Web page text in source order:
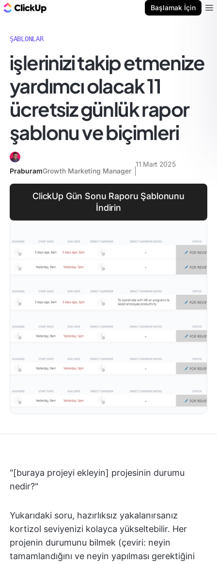
Başlamak İçin
ŞABLONLAR
i̇şlerinizi takip etmenize
yardımcı olacak 11
ücretsiz günlük rapor
şablonu ve biçimleri
PraburamGrowth Marketing Manager
11 Mart 2025
ClickUp Gün Sonu Raporu Şablonunu
İndirin
"[buraya projeyi ekleyin] projesinin durumu
nedir?"
Yukarıdaki soru, hazırlıksız yakalanırsanız
kortizol seviyenizi kolayca yükseltebilir. Her
projenin durumunu bilmek (çeviri: neyin
tamamlandığını ve neyin yapılması gerektiğini